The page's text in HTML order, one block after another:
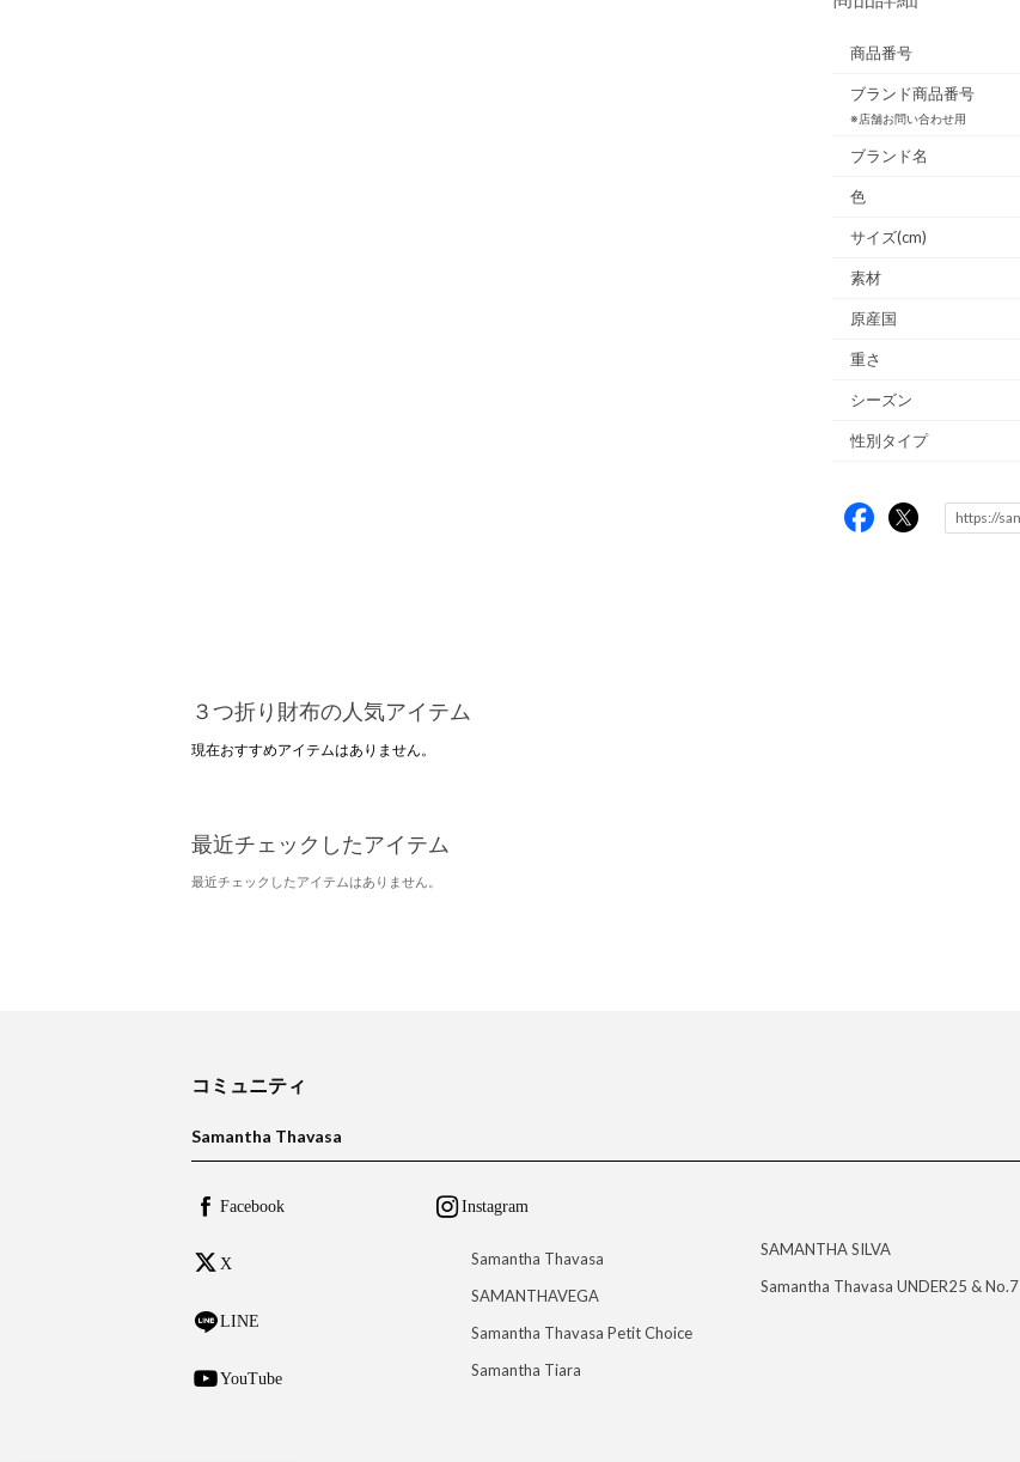
商品番号
ブランド商品番号
※店舗お問い合わせ用
ブランド名
色
サイズ(cm)
素材
原産国
重さ
シーズン
性別タイプ
３つ折り財布の人気アイテム
現在おすすめアイテムはありません。
最近チェックしたアイテム
最近チェックしたアイテムはありません。
コミュニティ
Samantha Thavasa
Facebook
X
LINE
YouTube
Instagram
Samantha Thavasa
SAMANTHAVEGA
Samantha Thavasa Petit Choice
Samantha Tiara
SAMANTHA SILVA
Samantha Thavasa UNDER25 & No.7